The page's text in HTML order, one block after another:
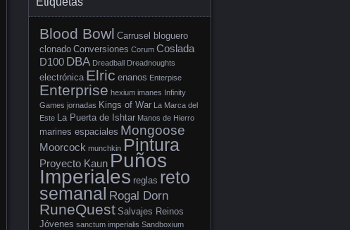
Blood Bowl Carrusel bloguero
clonado Conversiones Corum Coslada
D100 DBA Dreadball Dreadnoughts
electrónica Elric enanos Enterpise
Enterprise hexium imanes Infinity
Games jornadas Kings of War La Marca del
Este La Puerta de Ishtar Manos de Hierro
marines espaciales Mongoose
Moorcock munchkin Pintura
Proyecto Kaun Puños
Imperiales reglas reto
semanal Rogal Dorn
RuneQuest Salvajes Reinos
Jóvenes sanctum imperialis Sandboxium